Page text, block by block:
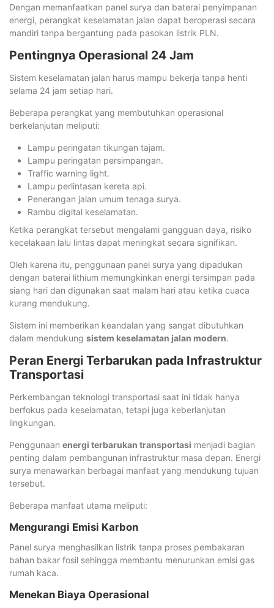
Dengan memanfaatkan panel surya dan baterai penyimpanan
energi, perangkat keselamatan jalan dapat beroperasi secara
mandiri tanpa bergantung pada pasokan listrik PLN.
Pentingnya Operasional 24 Jam
Sistem keselamatan jalan harus mampu bekerja tanpa henti
selama 24 jam setiap hari.
Beberapa perangkat yang membutuhkan operasional
berkelanjutan meliputi:
Lampu peringatan tikungan tajam.
Lampu peringatan persimpangan.
Traffic warning light.
Lampu perlintasan kereta api.
Penerangan jalan umum tenaga surya.
Rambu digital keselamatan.
Ketika perangkat tersebut mengalami gangguan daya, risiko
kecelakaan lalu lintas dapat meningkat secara signifikan.
Oleh karena itu, penggunaan panel surya yang dipadukan
dengan baterai lithium memungkinkan energi tersimpan pada
siang hari dan digunakan saat malam hari atau ketika cuaca
kurang mendukung.
Sistem ini memberikan keandalan yang sangat dibutuhkan
dalam mendukung sistem keselamatan jalan modern.
Peran Energi Terbarukan pada Infrastruktur
Transportasi
Perkembangan teknologi transportasi saat ini tidak hanya
berfokus pada keselamatan, tetapi juga keberlanjutan
lingkungan.
Penggunaan energi terbarukan transportasi menjadi bagian
penting dalam pembangunan infrastruktur masa depan. Energi
surya menawarkan berbagai manfaat yang mendukung tujuan
tersebut.
Beberapa manfaat utama meliputi:
Mengurangi Emisi Karbon
Panel surya menghasilkan listrik tanpa proses pembakaran
bahan bakar fosil sehingga membantu menurunkan emisi gas
rumah kaca.
Menekan Biaya Operasional